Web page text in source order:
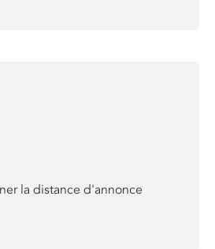
la distance d'annonce